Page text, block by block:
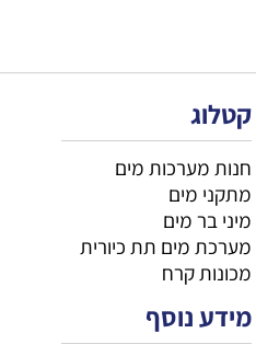
קטלוג
חנות מערכות מים
מתקני מים
מיני בר מים
מערכת מים תת כיורית
מכונות קרח
מידע נוסף